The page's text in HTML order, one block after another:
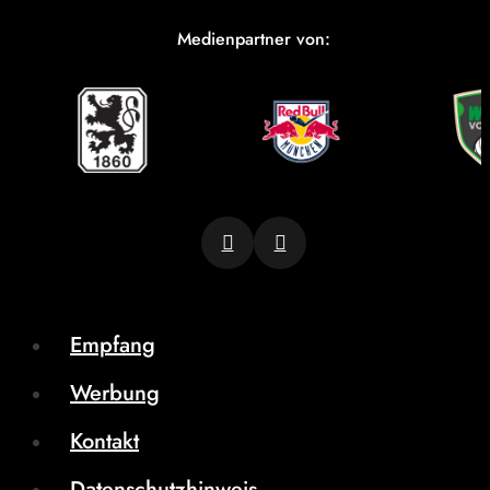
Medienpartner von:
Empfang
Werbung
Kontakt